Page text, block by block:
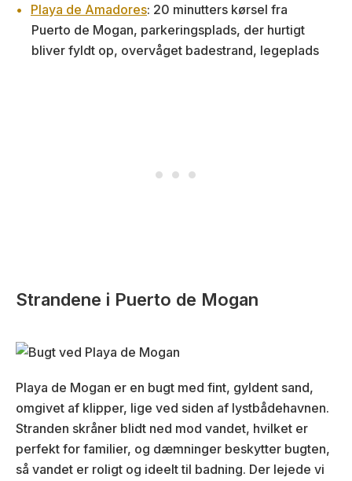
Playa de Amadores: 20 minutters kørsel fra
Puerto de Mogan, parkeringsplads, der hurtigt
bliver fyldt op, overvåget badestrand, legeplads
Strandene i Puerto de Mogan
Playa de Mogan er en bugt med fint, gyldent sand,
omgivet af klipper, lige ved siden af lystbådehavnen.
Stranden skråner blidt ned mod vandet, hvilket er
perfekt for familier, og dæmninger beskytter bugten,
så vandet er roligt og ideelt til badning. Der lejede vi